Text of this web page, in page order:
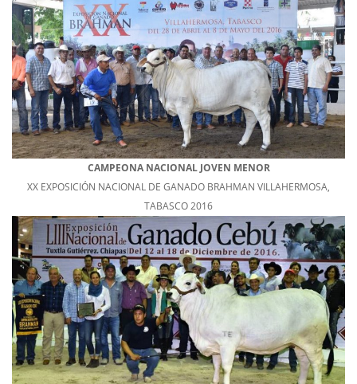
CAMPEONA NACIONAL JOVEN MENOR
XX EXPOSICIÓN NACIONAL DE GANADO BRAHMAN VILLAHERMOSA,
TABASCO 2016